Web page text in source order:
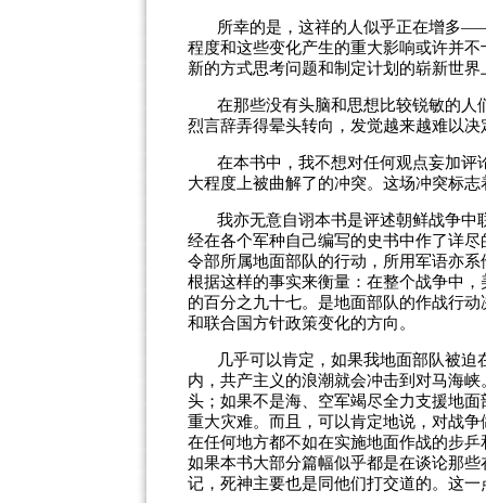
所幸的是，这祥的人似乎正在增多
程度和这些变化产生的重大影响或许并
新的方式思考问题和制定计划的崭新世界
在那些没有头脑和思想比较锐敏的
烈言辞弄得晕头转向，发觉越来越难以
在本书中，我不想对任何观点妄加
大程度上被曲解了的冲突。这场冲突标
我亦无意自诩本书是评述朝鲜战争
经在各个军种自己编写的史书中作了详
令部所属地面部队的行动，所用军语亦
根据这样的事实来衡量：在整个战争中
的百分之九十七。是地面部队的作战行
和联合国方针政策变化的方向。
几乎可以肯定，如果我地面部队被
内，共产主义的浪潮就会冲击到对马海
头；如果不是海、空军竭尽全力支援地
重大灾难。而且，可以肯定地说，对战
在任何地方都不如在实施地面作战的步
如果本书大部分篇幅似乎都是在谈论那
记，死神主要也是同他们打交道的。这